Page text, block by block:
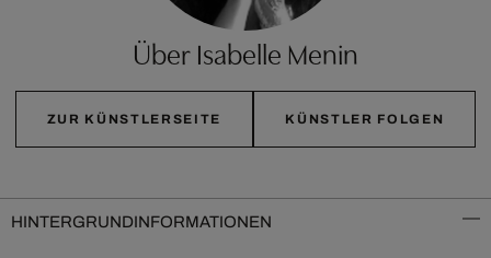
Über Isabelle Menin
ZUR KÜNSTLERSEITE KÜNSTLER FOLGEN
HINTERGRUNDINFORMATIONEN